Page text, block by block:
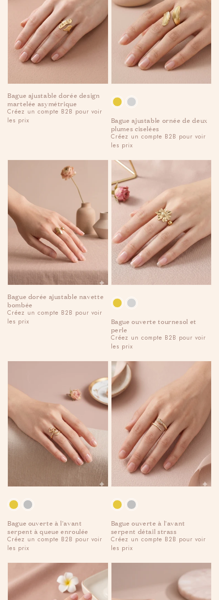
Bague ajustable dorée design
martelée asymétrique
Regular
price
Créez un compte B2B pour voir
les prix
Couleur
Bague ajustable ornée de deux
plumes ciselées
Regular
price
Créez un compte B2B pour voir
les prix
Bague dorée ajustable navette
bombée
Regular
price
Créez un compte B2B pour voir
les prix
Couleur
Bague ouverte tournesol et
perle
Regular
price
Créez un compte B2B pour voir
les prix
Couleur
Bague ouverte à l'avant
serpent à queue enroulée
Regular
price
Créez un compte B2B pour voir
les prix
Couleur
Bague ouverte à l'avant
serpent détail strass
Regular
price
Créez un compte B2B pour voir
les prix